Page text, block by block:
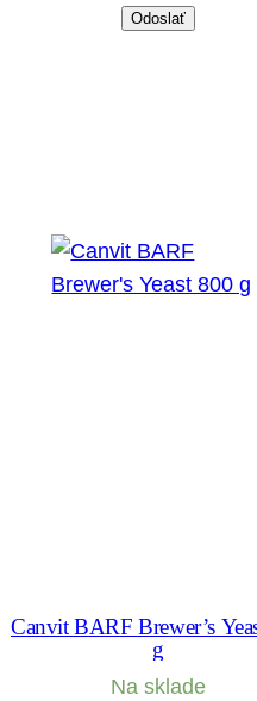
Canvit BARF Brewer’s
g
Na sklade